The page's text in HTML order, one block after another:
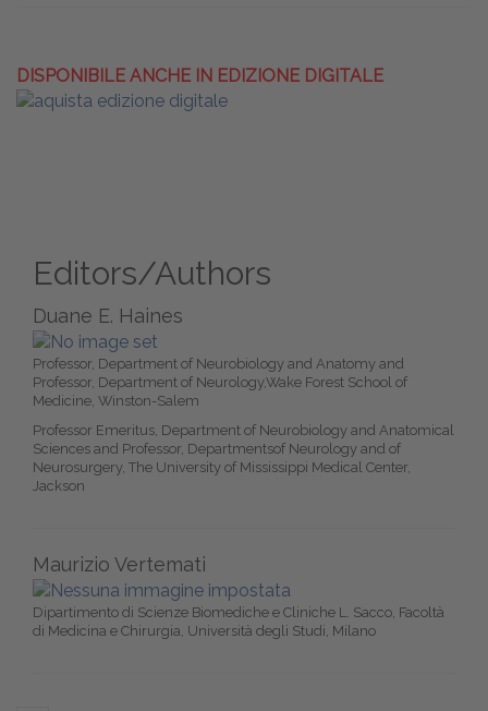
DISPONIBILE ANCHE IN EDIZIONE DIGITALE
Editors/Authors
Duane E. Haines
Professor, Department of Neurobiology and Anatomy and
Professor, Department of Neurology,Wake Forest School of
Medicine, Winston-Salem
Professor Emeritus, Department of Neurobiology and Anatomical
Sciences and Professor, Departmentsof Neurology and of
Neurosurgery, The University of Mississippi Medical Center,
Jackson
Maurizio Vertemati
Dipartimento di Scienze Biomediche e Cliniche L. Sacco, Facoltà
di Medicina e Chirurgia, Università degli Studi, Milano